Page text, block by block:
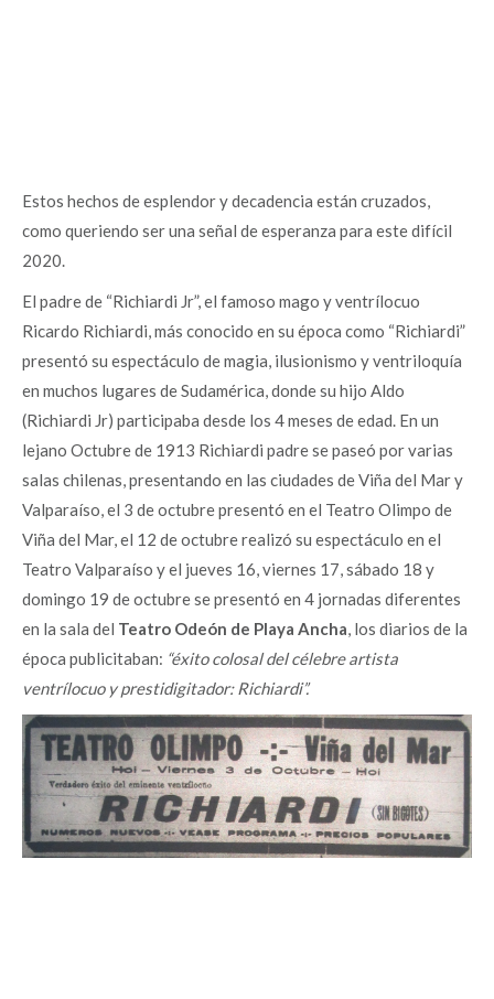
Estos hechos de esplendor y decadencia están cruzados,
como queriendo ser una señal de esperanza para este difícil
2020.
El padre de “Richiardi Jr”, el famoso mago y ventrílocuo
Ricardo Richiardi, más conocido en su época como “Richiardi”
presentó su espectáculo de magia, ilusionismo y ventriloquía
en muchos lugares de Sudamérica, donde su hijo Aldo
(Richiardi Jr) participaba desde los 4 meses de edad. En un
lejano Octubre de 1913 Richiardi padre se paseó por varias
salas chilenas, presentando en las ciudades de Viña del Mar y
Valparaíso, el 3 de octubre presentó en el Teatro Olimpo de
Viña del Mar, el 12 de octubre realizó su espectáculo en el
Teatro Valparaíso y el jueves 16, viernes 17, sábado 18 y
domingo 19 de octubre se presentó en 4 jornadas diferentes
en la sala del Teatro Odeón de Playa Ancha, los diarios de la
época publicitaban: “éxito colosal del célebre artista
ventrílocuo y prestidigitador: Richiardi”.